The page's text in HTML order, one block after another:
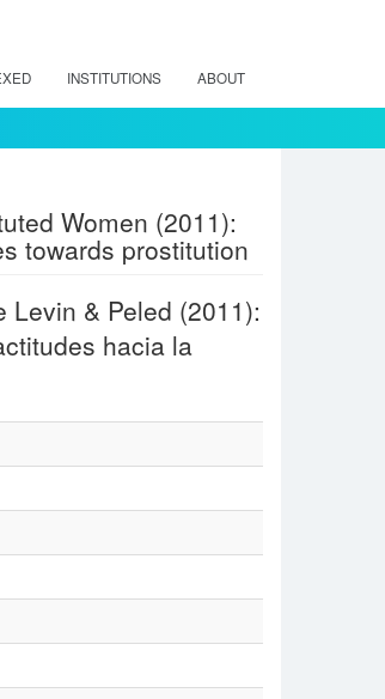
INSTITUTIONS ABOUT
Women (2011):
towards prostitution
& Peled (2011):
hacia la